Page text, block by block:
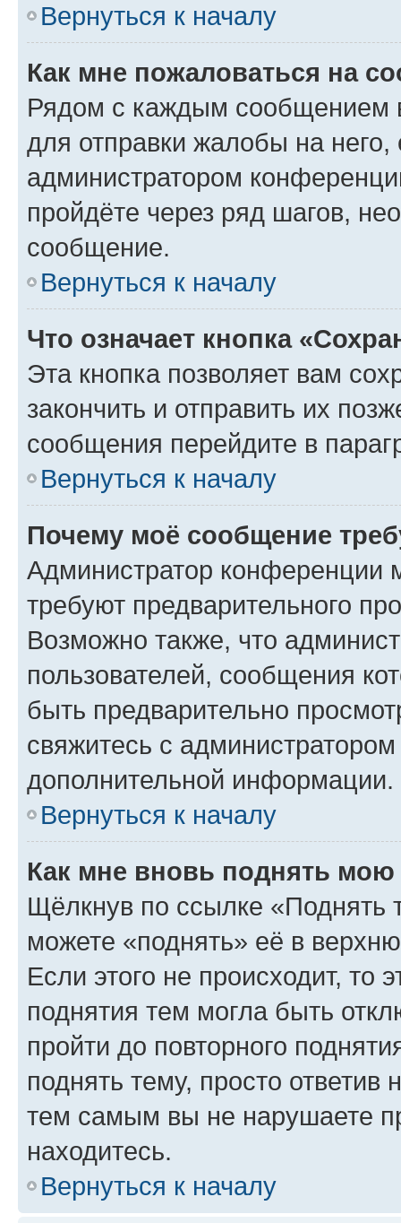
Вернуться к началу
Как мне пожаловаться на
Рядом с каждым сообщением
для отправки жалобы на
администратором
пройдёте через ряд шагов,
сообщение.
Вернуться к началу
Что означает кнопка
Эта кнопка позволяет вам
закончить и отправить их
сообщения перейдите в
Вернуться к началу
Почему моё сообщение
Администратор конференции
требуют предварительного
Возможно также, что
пользователей, сообщения
быть предварительно
свяжитесь с
дополнительной информации.
Вернуться к началу
Как мне вновь поднять мою
Щёлкнув по ссылке «Поднять
можете «поднять» её в
Если этого не происходит, то
поднятия тем могла быть
пройти до повторного
поднять тему, просто ответив
тем самым вы не нарушаете
находитесь.
Вернуться к началу